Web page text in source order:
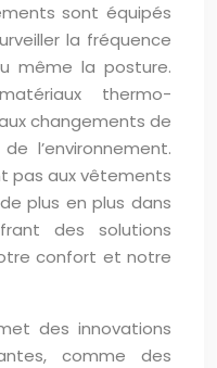
sont équipés
la fréquence
même la posture.
thermo-
changements de
l’environnement.
pas aux vêtements
plus en plus dans
des solutions
confort et notre
des innovations
comme des